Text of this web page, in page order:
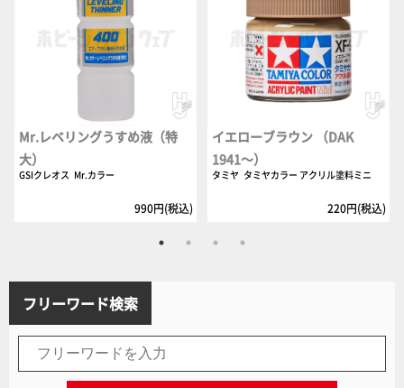
Mr.レベリングうすめ液（特
大）
GSIクレオス Mr.カラー
990円(税込)
イエローブラウン （DAK
1941～）
タミヤ タミヤカラー アクリル塗料ミニ
220円(税込)
フリーワード検索